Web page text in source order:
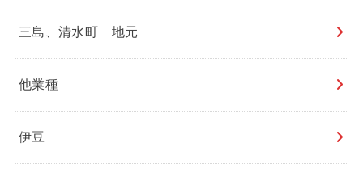
三島、清水町 地元
他業種
伊豆